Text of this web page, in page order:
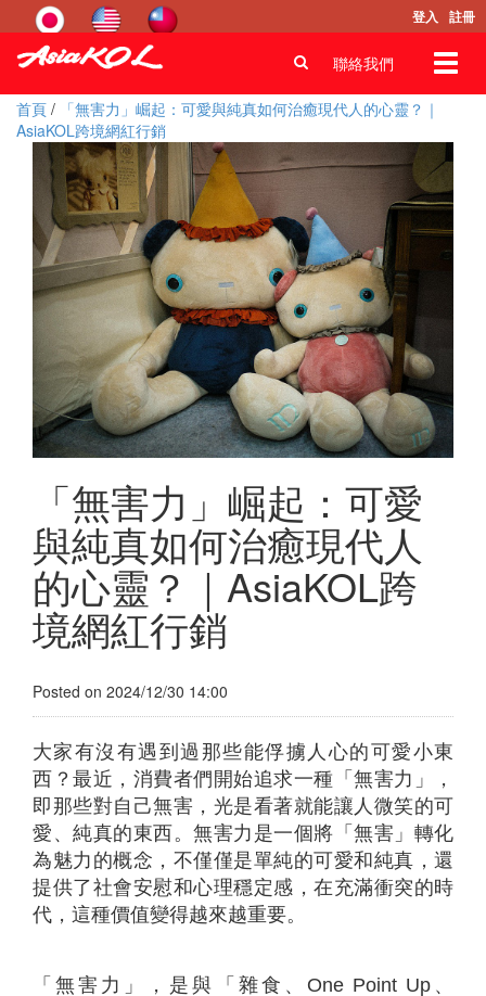
登入 註冊
聯絡我們
首頁 / 「無害力」崛起：可愛與純真如何治癒現代人的心靈？｜
AsiaKOL跨境網紅行銷
「無害力」崛起：可愛
與純真如何治癒現代人
的心靈？｜AsiaKOL跨
境網紅行銷
Posted on 2024/12/30 14:00
大家有沒有遇到過那些能俘擄人心的可愛小東
西？最近，消費者們開始追求一種「無害力」，
即那些對自己無害，光是看著就能讓人微笑的可
愛、純真的東西。無害力是一個將「無害」轉化
為魅力的概念，不僅僅是單純的可愛和純真，還
提供了社會安慰和心理穩定感，在充滿衝突的時
代，這種價值變得越來越重要。
「無害力」，是與「雜食、One Point Up、